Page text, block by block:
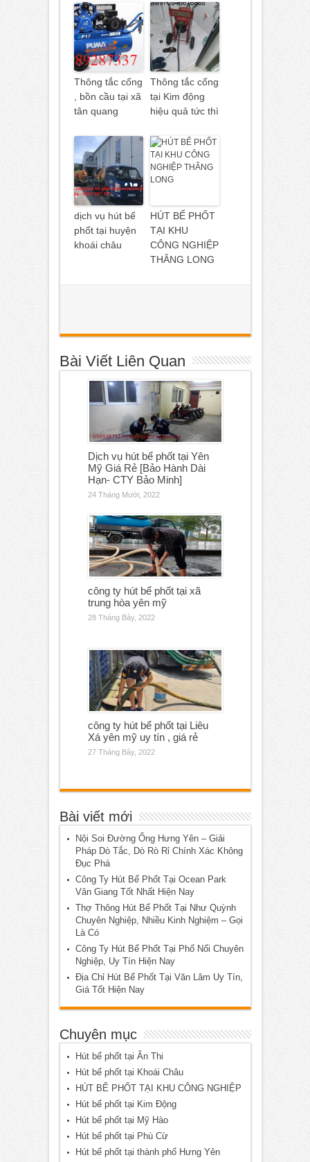
Thông tắc cống
, bồn cầu tại xã
tân quang
Thông tắc cống
tại Kim động
hiệu quả tức thì
dịch vụ hút bể
phốt tại huyện
khoái châu
HÚT BỂ PHỐT
TẠI KHU
CÔNG NGHIỆP
THĂNG LONG
Bài Viết Liên Quan
Dịch vụ hút bể phốt tại Yên
Mỹ Giá Rẻ [Bảo Hành Dài
Hạn- CTY Bảo Minh]
24 Tháng Mười, 2022
công ty hút bể phốt tại xã
trung hòa yên mỹ
28 Tháng Bảy, 2022
công ty hút bể phốt tại Liêu
Xá yên mỹ uy tín , giá rẻ
27 Tháng Bảy, 2022
Bài viết mới
Nội Soi Đường Ống Hưng Yên – Giải
Pháp Dò Tắc, Dò Rò Rỉ Chính Xác Không
Đục Phá
Công Ty Hút Bể Phốt Tại Ocean Park
Văn Giang Tốt Nhất Hiện Nay
Thợ Thông Hút Bể Phốt Tại Như Quỳnh
Chuyên Nghiệp, Nhiều Kinh Nghiệm – Gọi
Là Có
Công Ty Hút Bể Phốt Tại Phố Nối Chuyên
Nghiệp, Uy Tín Hiện Nay
Địa Chỉ Hút Bể Phốt Tại Văn Lâm Uy Tín,
Giá Tốt Hiện Nay
Chuyên mục
Hút bể phốt tại Ân Thi
Hút bể phốt tại Khoái Châu
HÚT BỂ PHỐT TẠI KHU CÔNG NGHIỆP
Hút bể phốt tại Kim Động
Hút bể phốt tại Mỹ Hào
Hút bể phốt tại Phù Cừ
Hút bể phốt tại thành phố Hưng Yên